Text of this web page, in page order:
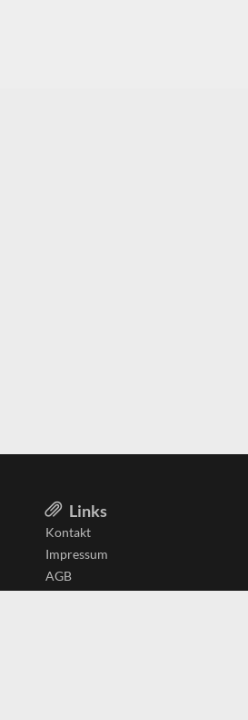
Links
Kontakt
Impressum
AGB